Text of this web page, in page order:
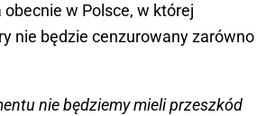
obecnie w Polsce, w której
nie będzie cenzurowany zarówno
nie będziemy mieli przeszkód